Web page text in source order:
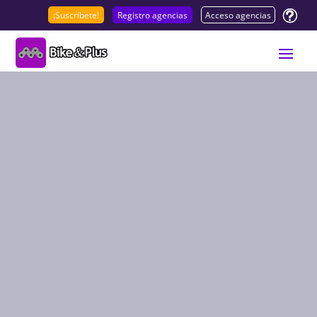
¡Suscríbete! Registro agencias Acceso agencias